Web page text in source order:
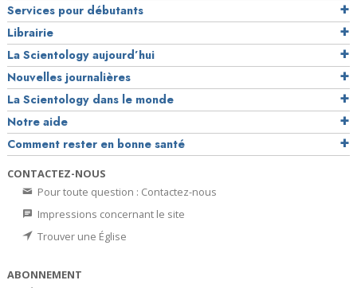
Services pour débutants
Librairie
La Scientology aujourd’hui
Nouvelles journalières
La Scientology dans le monde
Notre aide
Comment rester en bonne santé
CONTACTEZ-NOUS
Pour toute question : Contactez-nous
Impressions concernant le site
Trouver une Église
ABONNEMENT